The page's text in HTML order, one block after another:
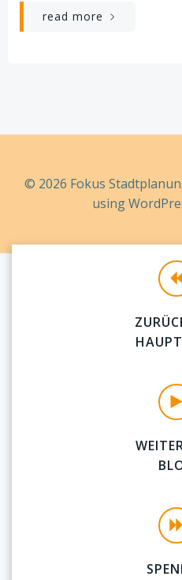
read more
© 2026 Fokus
using